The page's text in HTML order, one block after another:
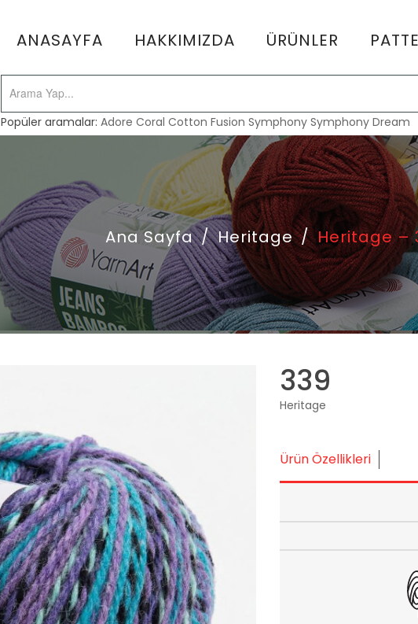
ANASAYFA HAKKIMIZDA ÜRÜNLER
Popüler aramalar:Adore Coral Cotton Fusion Symphony Symphony Dream
Ana Sayfa / Heritage / Heritage –
339
Heritage
Ürün Özellikleri